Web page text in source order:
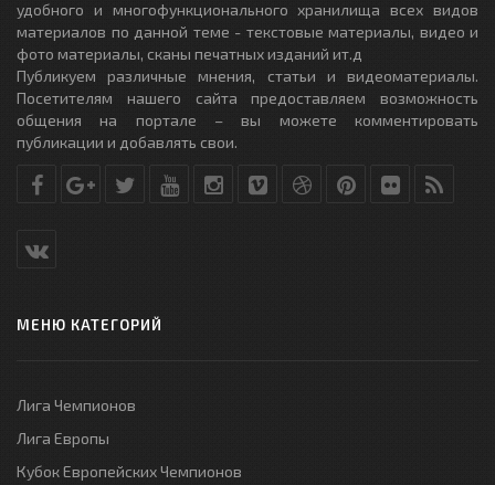
удобного и многофункционального хранилища всех видов
материалов по данной теме - текстовые материалы, видео и
фото материалы, сканы печатных изданий ит.д
Публикуем различные мнения, статьи и видеоматериалы.
Посетителям нашего сайта предоставляем возможность
общения на портале – вы можете комментировать
публикации и добавлять свои.
МЕНЮ КАТЕГОРИЙ
Лига Чемпионов
Лига Европы
Кубок Европейских Чемпионов